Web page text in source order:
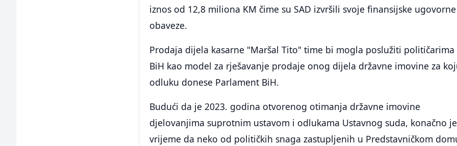
iznos od 12,8 miliona KM čime su SAD izvršili svoje finansijske ugovorne
obaveze.
Prodaja dijela kasarne "Maršal Tito" time bi mogla poslužiti političarima
BiH kao model za rješavanje prodaje onog dijela državne imovine za
odluku donese Parlament BiH.
Budući da je 2023. godina otvorenog otimanja državne imovine
djelovanjima suprotnim ustavom i odlukama Ustavnog suda, konačno je
vrijeme da neko od političkih snaga zastupljenih u Predstavničkom